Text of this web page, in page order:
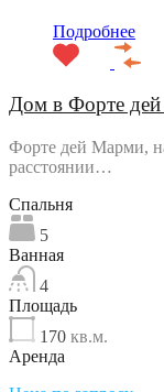
Подробнее
Дом в Форте
Форте дей Марми,
расстоянии…
Спальня
5
Ванная
4
Площадь
170 кв.м.
Аренда